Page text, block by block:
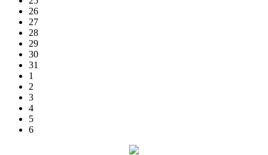
26
27
28
29
30
31
1
2
3
4
5
6